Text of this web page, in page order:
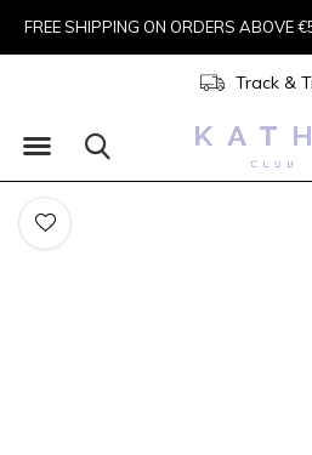
Track &
FREE SHIPPING ON ORDERS ABOVE